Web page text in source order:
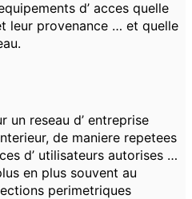
d’ acces quelle
leur provenance … et quelle
un reseau d’ entreprise
de maniere repetees
d’ utilisateurs autorises …
en plus souvent au
perimetriques